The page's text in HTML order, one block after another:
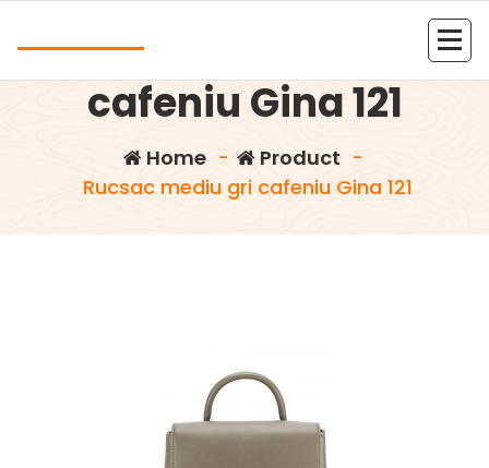
Rucsac mediu gri
cafeniu Gina 121
Home- Product -
Rucsac mediu gri cafeniu Gina 121